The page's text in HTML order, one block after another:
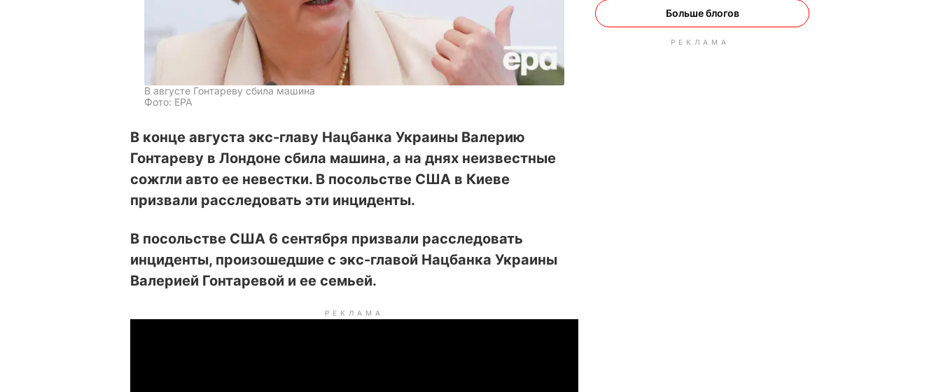
В августе Гонтареву сбила машина
Фото: EPA
В конце августа экс-главу Нацбанка Украины Валерию
Гонтареву в Лондоне сбила машина, а на днях неизвестные
сожгли авто ее невестки. В посольстве США в Киеве
призвали расследовать эти инциденты.
В посольстве США 6 сентября призвали расследовать
инциденты, произошедшие с экс-главой Нацбанка Украины
Валерией Гонтаревой и ее семьей.
РЕКЛАМА
Больше блогов
РЕКЛАМА